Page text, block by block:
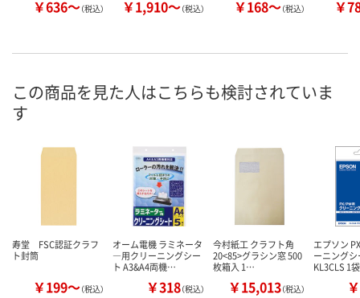
￥636～（税込） ￥1,910～（税込） ￥168～（税込） ￥
この商品を見た人はこちらも検討されていま
す
寿堂 FSC認証クラフ
ト封筒
￥199～（税込）
オーム電機 ラミネータ
―用クリーニングシー
ト A3&A4両機…
￥318（税込）
今村紙工 クラフト角
20<85>グラシン窓 500
枚箱入 1…
￥15,013（税込）
エプソン
ーニング
KL3CLS 1